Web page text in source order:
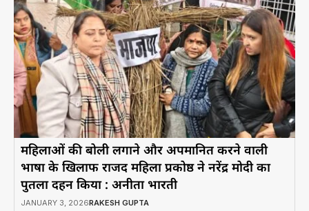
महिलाओं की बोली लगाने और अपमानित करने वाली
भाषा के खिलाफ राजद महिला प्रकोष्ठ ने नरेंद्र मोदी का
पुतला दहन किया : अनीता भारती
JANUARY 3, 2026RAKESH GUPTA